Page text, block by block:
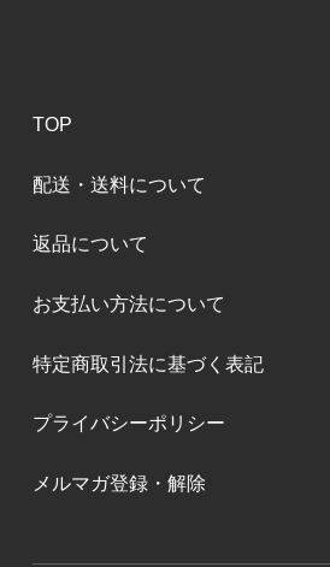
TOP
配送・送料について
返品について
お支払い方法について
特定商取引法に基づく表記
プライバシーポリシー
メルマガ登録・解除